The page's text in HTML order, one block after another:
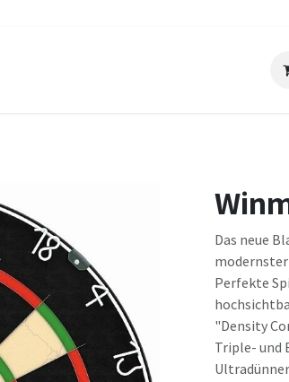
Das neue
Perfekte
"Density
Triple- und